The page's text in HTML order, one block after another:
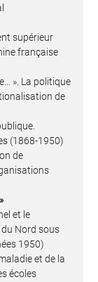
supérieur
française
». La politique
de
(1868-1950)
de
et le
du Nord sous
1950)
et de la
écoles